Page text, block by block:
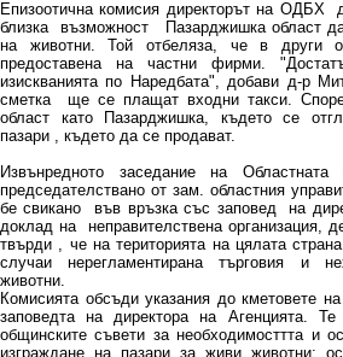
Епизоотична комисия директорът на ОДБХ
близка възможност Пазарджишка област
на животни. Той отбеляза, че в други
предоставена на частни фирми.
изискванията по Наредбата", добави д-р
сметка ще се плащат входни такси.
област като Пазарджишка, където се
пазари , където да се продават.
Извънредното заседание на Областната
председателствано от зам. областния
бе свикано във връзка със заповед на
доклад на неправителствена организация,
твърди , че на територията на цялата
случаи нерегламентирана търговия и
животни.
Комисията обсъди указания до кметовете
заповедта на директора на Агенцията.
общинските съвети за необходимосттта и
изграждане на пазари за живи животни;